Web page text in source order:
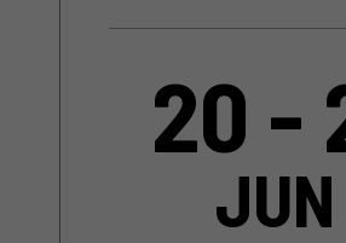
20 -
JUN